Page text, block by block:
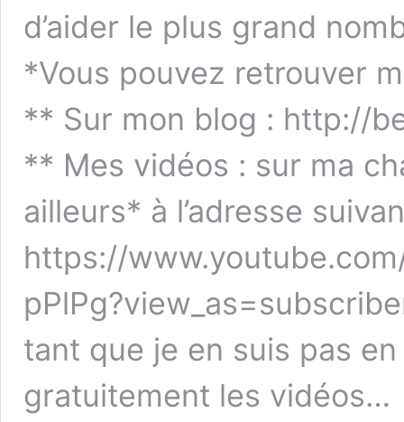
d’aider le plus grand
*Vous pouvez retrouver
** Sur mon blog : http://
** Mes vidéos : sur ma
ailleurs* à l’adresse
https://
tant que je en suis pas
gratuitement les vidéos…